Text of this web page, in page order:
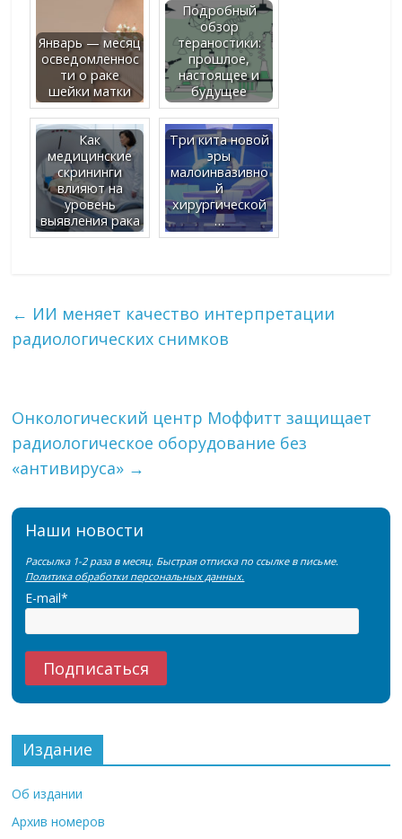
Январь — месяц
осведомленнос
ти о раке
шейки матки
Подробный
обзор
тераностики:
прошлое,
настоящее и
будущее
Как
медицинские
скрининги
влияют на
уровень
выявления рака
Три кита новой
эры
малоинвазивно
й
хирургической
…
← ИИ меняет качество интерпретации
радиологических снимков
Онкологический центр Моффитт защищает
радиологическое оборудование без
«антивируса» →
Наши новости
Рассылка 1-2 раза в месяц. Быстрая отписка по ссылке в письме.
Политика обработки персональных данных.
E-mail*
Издание
Об издании
Архив номеров